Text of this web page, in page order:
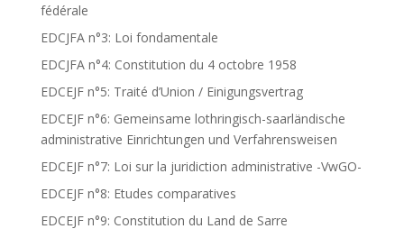
fédérale
EDCJFA n°3: Loi fondamentale
EDCJFA n°4: Constitution du 4 octobre 1958
EDCEJF n°5: Traité d’Union / Einigungsvertrag
EDCEJF n°6: Gemeinsame lothringisch-saarländische
administrative Einrichtungen und Verfahrensweisen
EDCEJF n°7: Loi sur la juridiction administrative -VwGO-
EDCEJF n°8: Etudes comparatives
EDCEJF n°9: Constitution du Land de Sarre